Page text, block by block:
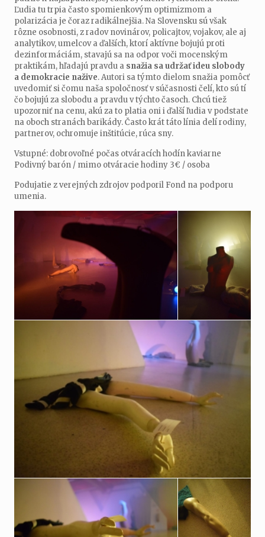
Ľudia tu trpia často spomienkovým optimizmom a
polarizácia je čoraz radikálnejšia. Na Slovensku sú však
rôzne osobnosti, z radov novinárov, policajtov, vojakov, ale aj
analytikov, umelcov a ďalších, ktorí aktívne bojujú proti
dezinformáciám, stavajú sa na odpor voči mocenským
praktikám, hľadajú pravdu a snažia sa udržať ideu slobody
a demokracie nažive. Autori sa týmto dielom snažia pomôcť
uvedomiť si čomu naša spoločnosť v súčasnosti čelí, kto sú tí
čo bojujú za slobodu a pravdu v týchto časoch. Chcú tiež
upozorniť na cenu, akú za to platia oni i ďalší ľudia v podstate
na oboch stranách barikády. Často krát táto línia delí rodiny,
partnerov, ochromuje inštitúcie, rúca sny.
Vstupné: dobrovoľné počas otváracích hodín kaviarne
Podivný barón / mimo otváracie hodiny 3€ / osoba
Podujatie z verejných zdrojov podporil Fond na podporu
umenia.